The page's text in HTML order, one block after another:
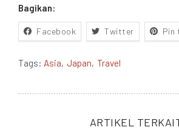
Bagikan:
Facebook Twitter Pin
Tags: Asia Japan Travel
ARTIKEL